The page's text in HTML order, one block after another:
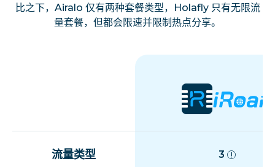
比之下，Airalo 仅有两种套餐类型，Holafly 只有无限流
量套餐，但都会限速并限制热点分享。
流量类型 3